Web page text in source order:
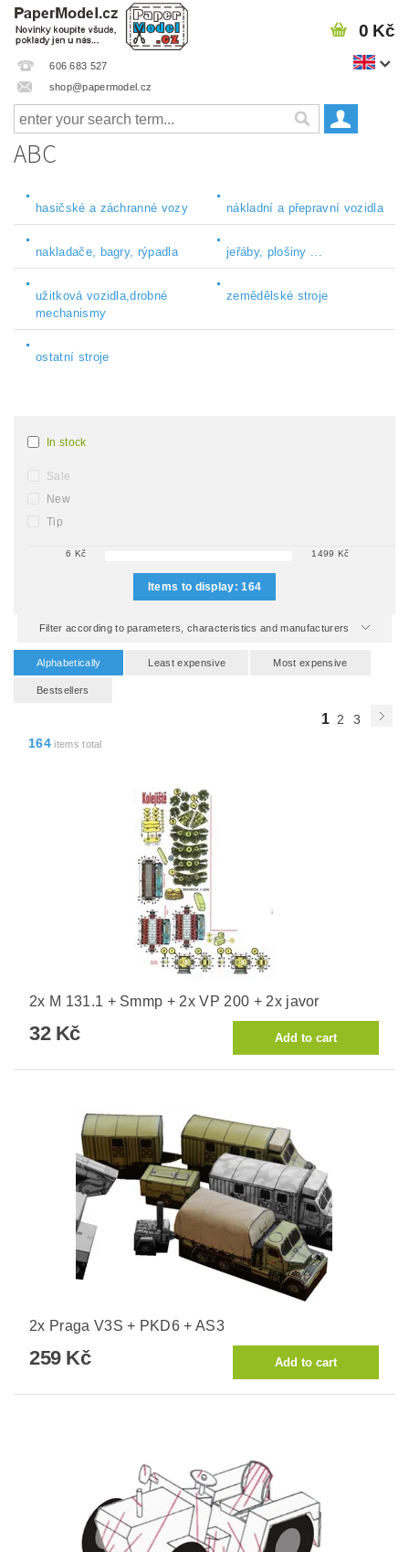
606 683 527
shop@papermodel.cz
0 Kč
ABC
hasičské a záchranné vozy nákladní a přepravní vozidla
nakladače, bagry, rýpadla jeřáby, plošiny ...
užitková vozidla,drobné
mechanismy
zemědělské stroje
ostatní stroje
In stock
Sale
New
Tip
6 Kč 1499 Kč
Items to display:164
Filter according to parameters, characteristics and manufacturers
Alphabetically Least expensive Most expensive
Bestsellers
1 2
3
164items total
2x M 131.1 + Smmp + 2x VP 200 + 2x javor
32 Kč
2x Praga V3S + PKD6 + AS3
259 Kč